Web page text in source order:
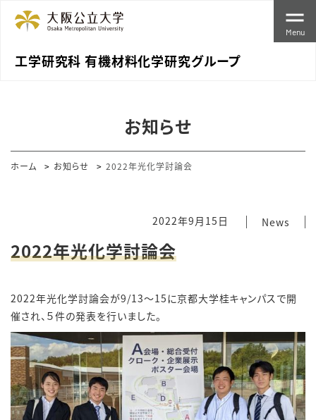
工学研究科 有機材料化学研究グループ
Menu
お知らせ
ホーム お知らせ 2022年光化学討論会
2022年9月15日 News
2022年光化学討論会
2022年光化学討論会が9/13～15に京都大学桂キャンパスで開
催され、５件の発表を行いました。